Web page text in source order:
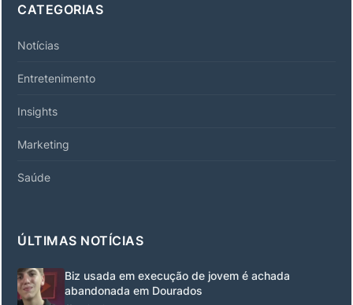
CATEGORIAS
Notícias
Entretenimento
Insights
Marketing
Saúde
ÚLTIMAS NOTÍCIAS
Biz usada em execução de jovem é achada
abandonada em Dourados